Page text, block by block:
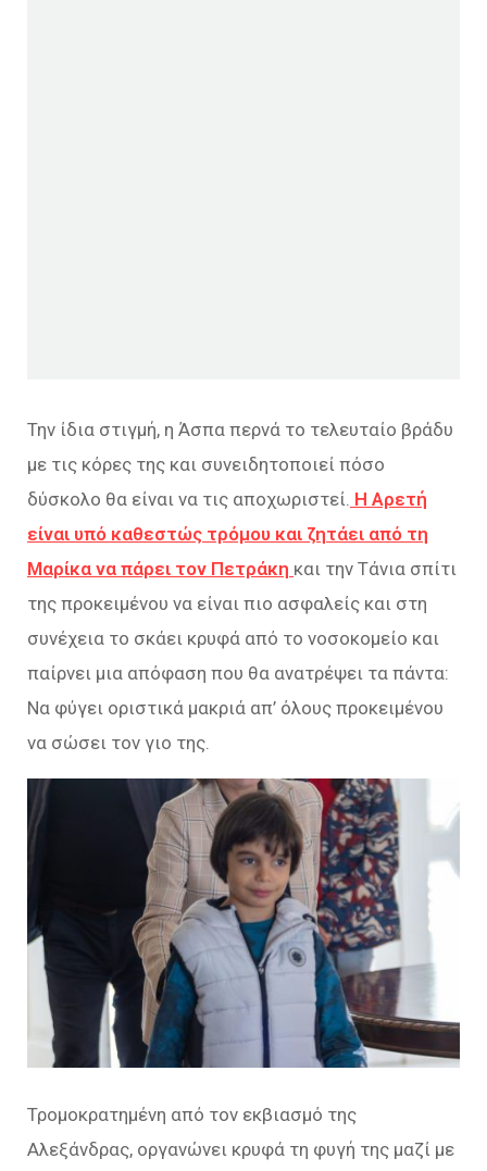
Την ίδια στιγμή, η Άσπα περνά το τελευταίο βράδυ
με τις κόρες της και συνειδητοποιεί πόσο
δύσκολο θα είναι να τις αποχωριστεί. Η Αρετή
είναι υπό καθεστώς τρόμου και ζητάει από τη
Μαρίκα να πάρει τον Πετράκη και την Τάνια σπίτι
της προκειμένου να είναι πιο ασφαλείς και στη
συνέχεια το σκάει κρυφά από το νοσοκομείο και
παίρνει μια απόφαση που θα ανατρέψει τα πάντα:
Να φύγει οριστικά μακριά απ’ όλους προκειμένου
να σώσει τον γιο της.
Τρομοκρατημένη από τον εκβιασμό της
Αλεξάνδρας, οργανώνει κρυφά τη φυγή της μαζί με